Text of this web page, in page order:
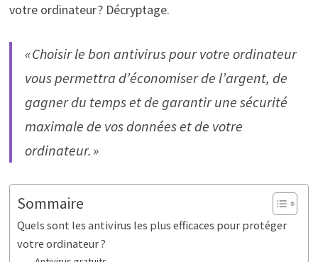
votre ordinateur ? Décryptage.
« Choisir le bon antivirus pour votre ordinateur
vous permettra d’économiser de l’argent, de
gagner du temps et de garantir une sécurité
maximale de vos données et de votre
ordinateur. »
Sommaire
Quels sont les antivirus les plus efficaces pour protéger
votre ordinateur ?